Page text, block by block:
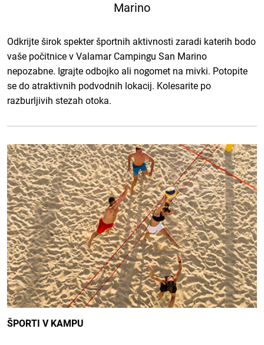
Marino
Odkrijte širok spekter športnih aktivnosti zaradi katerih bodo
vaše počitnice v Valamar Campingu San Marino
nepozabne. Igrajte odbojko ali nogomet na mivki. Potopite
se do atraktivnih podvodnih lokacij. Kolesarite po
razburljivih stezah otoka.
ŠPORTI V KAMPU